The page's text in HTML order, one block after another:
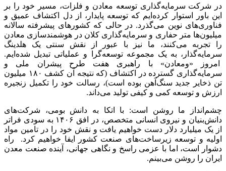
در شرکت سرمایه‌گذاری توسعه معادن و فلزات، مسیر خود را بر
این باور استوار کرده‌ایم که توسعه پایدار، از دل اکتشاف عمیق و
فناوری‌های نوین می‌گذرد. در حالی که کشورهای پیشرفته سالانه
میلیون‌ها متر حفاری و سرمایه‌گذاری کلان در هوشمندسازی معادن
را تجربه می‌کنند، ما نیز با عبور از نقش سنتی یک هلدینگ
سرمایه‌گذار، به یک مجموعه توسعه‌گرا و عملیاتی تبدیل شده‌ایم.
امروز «ومعادن» با راهبری هفت طرح پیشران ملی و
سرمایه‌گذاری گسترده در اکتشاف (که نتیجه آن کشف ۱۸۰ میلیون
تن ذخایر جدید سنگ‌آهن بوده است)، رسالت خود را تکمیل زنجیره
ارزش و توسعه کمی و کیفی تولید می‌داند.
چشم‌انداز ما روشن است: با اتکا به دانش بومی، شرکت‌های
دانش‌بنیان و نیروی انسانی متخصص، در افق ۱۴۰۶ به سودی فراتر
از یک میلیارد دلار دست خواهیم یافت و نقش خود را در تامین مواد
اولیه و توسعه زیرساخت‌های صنعت کشور ایفا خواهیم کرد. راه
دشوار است، اما با عزمی راسخ و نگاهی جهانی، آینده صنعت معدن
ایران را روشن می‌بینم.